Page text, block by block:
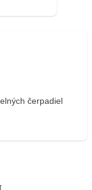
čerpadiel